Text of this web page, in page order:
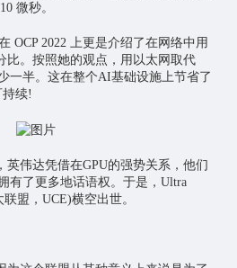
微秒。
OCP 2022 上更是介绍了在网络中用
比。按照她的观点，用以太网取代
一半。这在整个AI基础设施上节省了
持续!
伟达凭借在GPU的强势关系，他们
有了更多地话语权。于是，Ultra
盟，UCE)横空出世。